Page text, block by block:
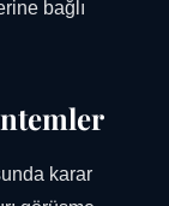
bağlı
karar